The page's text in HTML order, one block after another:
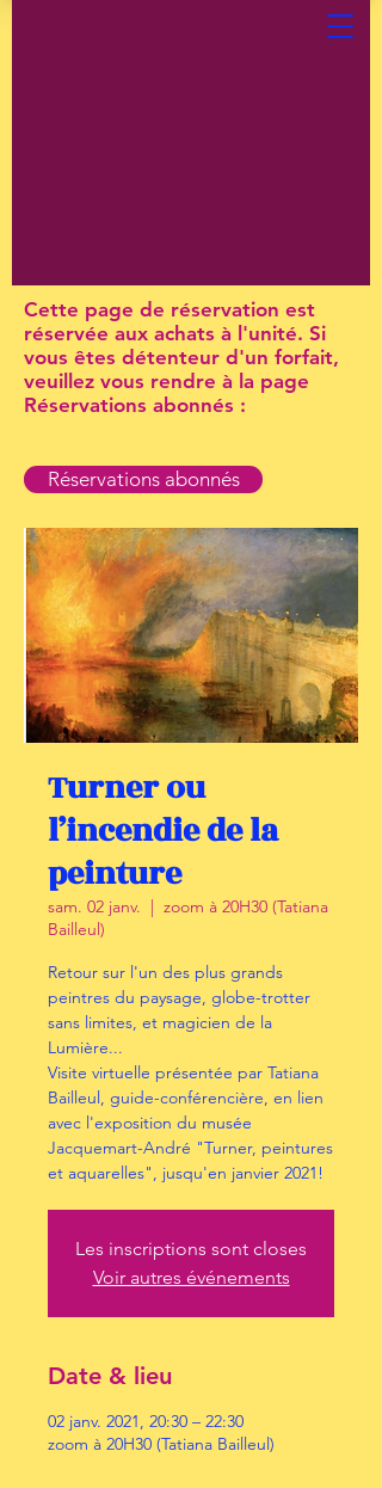
Cette page de réservation est
réservée aux achats à l'unité. Si
vous êtes détenteur d'un forfait,
veuillez vous rendre à la page
Réservations abonnés :
Réservations abonnés
Turner ou
l’incendie de la
peinture
sam. 02 janv.
  |
zoom à 20H30 (Tatiana
Bailleul)
Retour sur l'un des plus grands
peintres du paysage, globe-trotter
sans limites, et magicien de la
Lumière...
Visite virtuelle présentée par Tatiana
Bailleul, guide-conférencière, en lien
avec l'exposition du musée
Jacquemart-André "Turner, peintures
et aquarelles", jusqu'en janvier 2021!
Les inscriptions sont closes
Voir autres événements
Date & lieu
02 janv. 2021, 20:30 – 22:30
zoom à 20H30 (Tatiana Bailleul)